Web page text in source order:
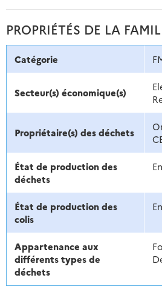
PROPRIÉTÉS DE LA
Catégorie
Secteur(s) économique(s)
Propriétaire(s) des déchets
État de production des
déchets
État de production des
colis
Appartenance aux
différents types de
déchets